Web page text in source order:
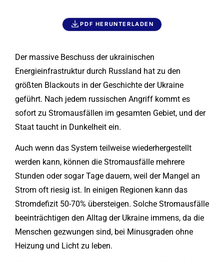
PDF HERUNTERLADEN
Der massive Beschuss der ukrainischen
Energieinfrastruktur durch Russland hat zu den
größten Blackouts in der Geschichte der Ukraine
geführt. Nach jedem russischen Angriff kommt es
sofort zu Stromausfällen im gesamten Gebiet, und der
Staat taucht in Dunkelheit ein.
Auch wenn das System teilweise wiederhergestellt
werden kann, können die Stromausfälle mehrere
Stunden oder sogar Tage dauern, weil der Mangel an
Strom oft riesig ist. In einigen Regionen kann das
Stromdefizit 50-70% übersteigen. Solche Stromausfälle
beeinträchtigen den Alltag der Ukraine immens, da die
Menschen gezwungen sind, bei Minusgraden ohne
Heizung und Licht zu leben.